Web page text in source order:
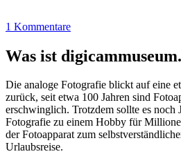
1 Kommentare
Was ist
Die analoge Fotografie blickt auf eine
zurück, seit etwa 100 Jahren sind
erschwinglich. Trotzdem sollte es noch
Fotografie zu einem Hobby für
der Fotoapparat zum
Urlaubsreise.